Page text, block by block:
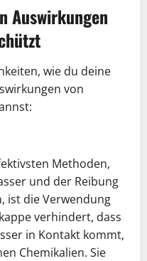
Auswirkungen
wie du deine
von
Methoden,
und der Reibung
ist die Verwendung
verhindert, dass
in Kontakt kommt,
Chemikalien. Sie